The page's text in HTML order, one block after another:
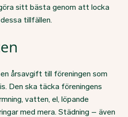
sitt bästa genom att locka
tillfällen.
årsavgift till föreningen som
Den ska täcka föreningens
vatten, el, löpande
med mera. Städning – även